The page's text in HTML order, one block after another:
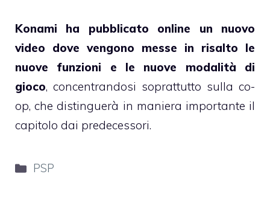
Konami ha pubblicato online un nuovo
video dove vengono messe in risalto le
nuove funzioni e le nuove modalità di
gioco, concentrandosi soprattutto sulla co-
op, che distinguerà in maniera importante il
capitolo dai predecessori.
Categorie
PSP